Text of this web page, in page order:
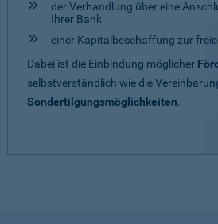
der Verhandlung über eine
Ihrer Bank
einer Kapitalbeschaffung zur
Dabei ist die Einbindung möglicher
selbstverständlich wie die
Sondertilgungsmöglichkeiten.